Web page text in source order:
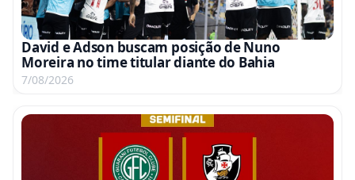
David e Adson buscam posição de Nuno
Moreira no time titular diante do Bahia
7/08/2026